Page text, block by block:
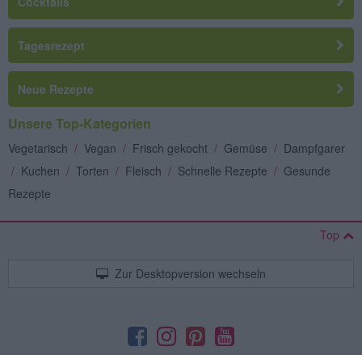
Tagesrezept
Neue Rezepte
Unsere Top-Kategorien
Vegetarisch / Vegan / Frisch gekocht / Gemüse / Dampfgarer
/ Kuchen / Torten / Fleisch / Schnelle Rezepte / Gesunde
Rezepte
Top
Zur Desktopversion wechseln